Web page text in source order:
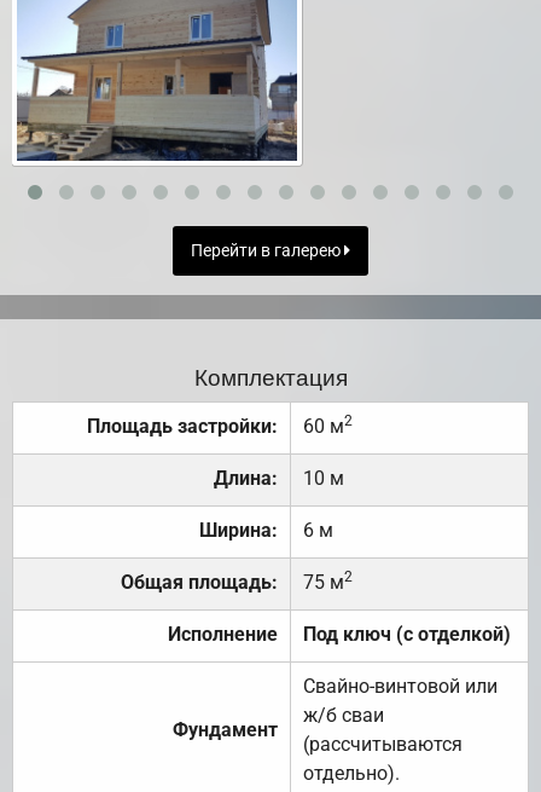
Перейти в галерею
Комплектация
Площадь застройки: 60 м2
Длина: 10 м
Ширина: 6 м
Общая площадь: 75 м2
Исполнение Под ключ (с отделкой)
Фундамент
Свайно-винтовой или
ж/б сваи
(рассчитываются
отдельно).